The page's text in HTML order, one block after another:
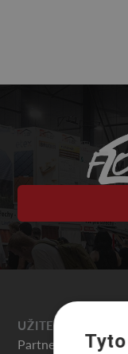
UŽITEČNÉ
Partneři veletrhu